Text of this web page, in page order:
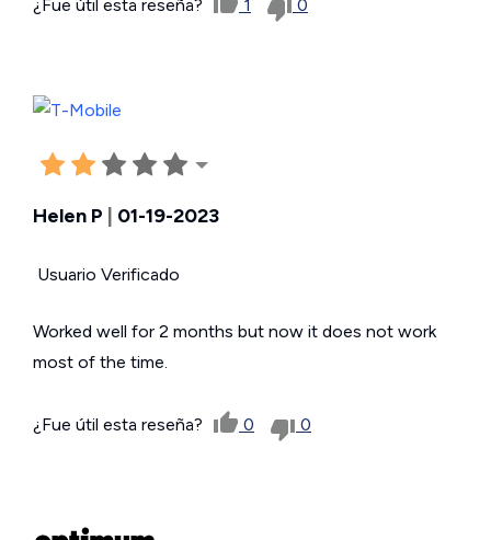
¿Fue útil esta reseña? 1 0
Helen P 01-19-2023
Usuario Verificado
Worked well for 2 months but now it does not work
most of the time.
¿Fue útil esta reseña? 0 0